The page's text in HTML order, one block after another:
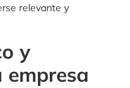
relevante y
y